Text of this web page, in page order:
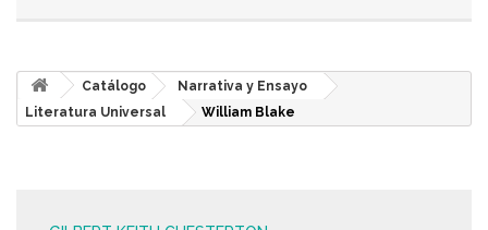
Catálogo
Narrativa y Ensayo
Literatura Universal
William Blake